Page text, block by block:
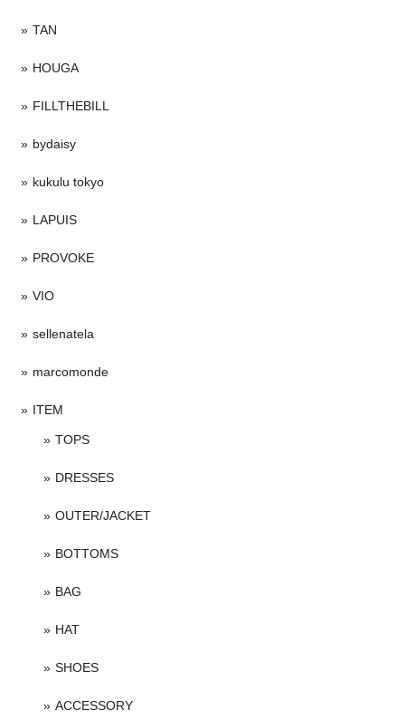
TAN
HOUGA
FILLTHEBILL
bydaisy
kukulu tokyo
LAPUIS
PROVOKE
VIO
sellenatela
marcomonde
ITEM
TOPS
DRESSES
OUTER/JACKET
BOTTOMS
BAG
HAT
SHOES
ACCESSORY